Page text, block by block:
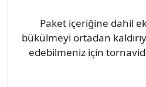
Paket içeriğine dahil
bükülmeyi ortadan
edebilmeniz için